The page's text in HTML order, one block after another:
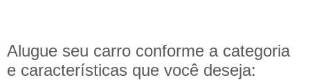
Alugue seu carro conforme a categoria
e características que você deseja: